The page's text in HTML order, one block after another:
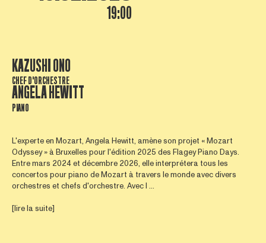
19:00
KAZUSHI ONO
CHEF D'ORCHESTRE
ANGELA HEWITT
PIANO
L'experte en Mozart, Angela Hewitt, amène son projet « Mozart
Odyssey » à Bruxelles pour l'édition 2025 des Flagey Piano Days.
Entre mars 2024 et décembre 2026, elle interprétera tous les
concertos pour piano de Mozart à travers le monde avec divers
orchestres et chefs d'orchestre. Avec l ...
[lire la suite]